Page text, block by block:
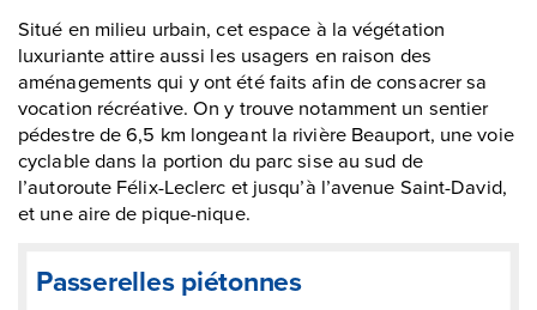
Situé en milieu urbain, cet espace à la végétation
luxuriante attire aussi les usagers en raison des
aménagements qui y ont été faits afin de consacrer sa
vocation récréative. On y trouve notamment un sentier
pédestre de 6,5 km longeant la rivière Beauport, une voie
cyclable dans la portion du parc sise au sud de
l’autoroute Félix-Leclerc et jusqu’à l’avenue Saint-David,
et une aire de pique-nique.
Passerelles piétonnes